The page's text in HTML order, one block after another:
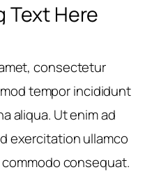
Text Here
consectetur
tempor incididunt
aliqua. Ut enim ad
exercitation ullamco
consequat.